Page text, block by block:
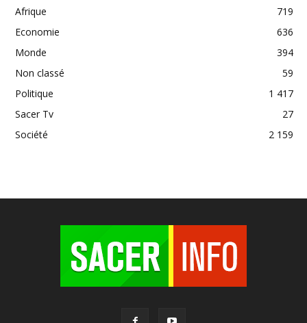
Afrique
719
Economie
636
Monde
394
Non classé
59
Politique
1 417
Sacer Tv
27
Société
2 159